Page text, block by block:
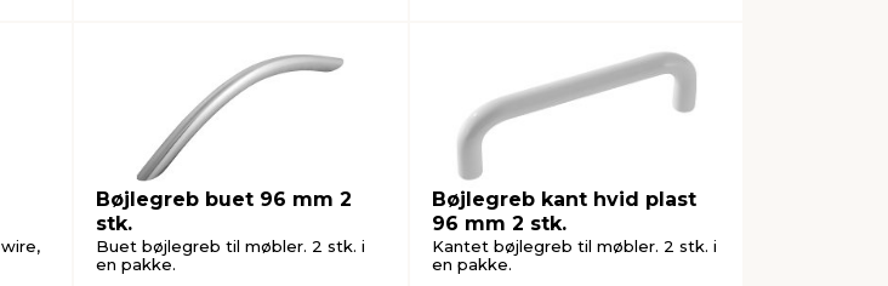
Bøjlegreb buet 96 mm 2
stk.
Buet bøjlegreb til møbler. 2 stk. i
en pakke.
Bøjlegreb kant hvid plast
96 mm 2 stk.
Kantet bøjlegreb til møbler. 2 stk. i
en pakke.